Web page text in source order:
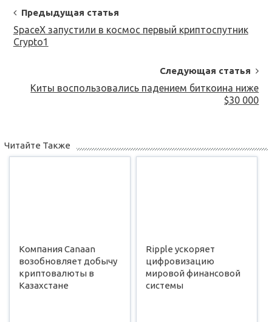
Post
Navigation
Предыдущая статья
SpaceX запустили в космос первый криптоспутник
Crypto1
Следующая статья
Киты воспользовались падением биткоина ниже
$30 000
Читайте Также
Компания Canaan
возобновляет добычу
криптовалюты в
Казахстане
Ripple ускоряет
цифровизацию
мировой финансовой
системы